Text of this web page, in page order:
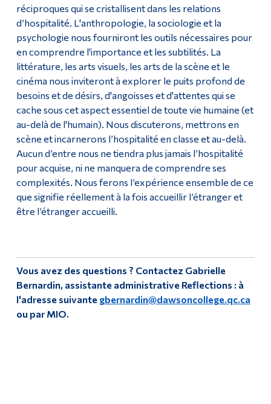
réciproques qui se cristallisent dans les relations
d’hospitalité. L'anthropologie, la sociologie et la
psychologie nous fourniront les outils nécessaires pour
en comprendre l'importance et les subtilités. La
littérature, les arts visuels, les arts de la scène et le
cinéma nous inviteront à explorer le puits profond de
besoins et de désirs, d'angoisses et d'attentes qui se
cache sous cet aspect essentiel de toute vie humaine (et
au-delà de l'humain). Nous discuterons, mettrons en
scène et incarnerons l’hospitalité en classe et au-delà.
Aucun d’entre nous ne tiendra plus jamais l’hospitalité
pour acquise, ni ne manquera de comprendre ses
complexités. Nous ferons l’expérience ensemble de ce
que signifie réellement à la fois accueillir l’étranger et
être l’étranger accueilli.
Vous avez des questions ? Contactez Gabrielle
Bernardin, assistante administrative Reflections : à
l'adresse suivante gbernardin@dawsoncollege.qc.ca
ou par MIO.